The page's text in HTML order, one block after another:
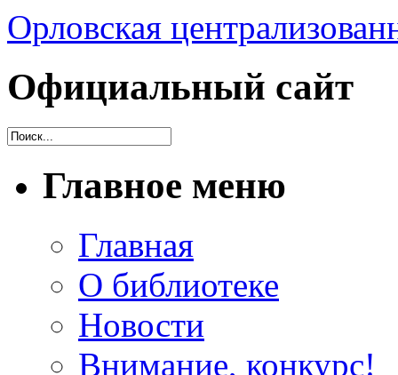
Орловская
Официальный сайт
Главное меню
Главная
О библиотеке
Новости
Внимание, конкурс!